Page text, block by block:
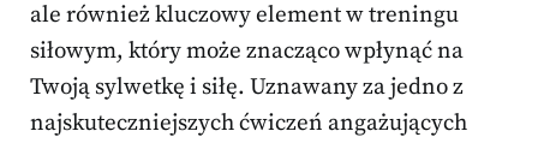
ale również kluczowy element w treningu
siłowym, który może znacząco wpłynąć na
Twoją sylwetkę i siłę. Uznawany za jedno z
najskuteczniejszych ćwiczeń angażujących